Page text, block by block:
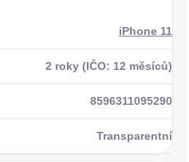
iPhone 11
2 roky (IČO: 12 měsíců)
8596311095290
Transparentní